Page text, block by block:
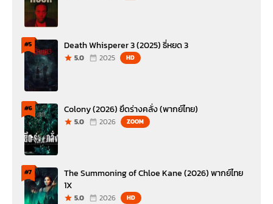
#5 Death Whisperer 3 (2025) ธี่หยด 3
5.0 2025 HD
#6 Colony (2026) ยึดร่างคลั่ง (พากย์ไทย)
5.0 2026 ZOOM
#7
The Summoning of Chloe Kane (2026) พากย์ไทย
1X
5.0 2026 HD